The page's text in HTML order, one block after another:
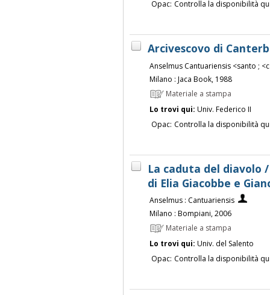
Opac: Controlla la disponibilità
Arcivescovo di
Anselmus Cantuariensis <santo ;
Milano : Jaca Book, 1988
Materiale a stampa
Lo trovi qui: Univ. Federico II
Opac: Controlla la disponibilità
La caduta del diavolo
di Elia Giacobbe e
Anselmus : Cantuariensis
Milano : Bompiani, 2006
Materiale a stampa
Lo trovi qui: Univ. del Salento
Opac: Controlla la disponibilità